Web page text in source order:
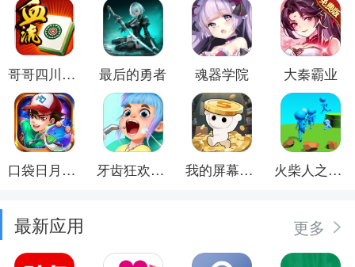
哥哥四川麻将 最后的勇者 魂器学院 大秦霸业
口袋日月游戏软件 牙齿狂欢派对 我的屏幕在喷钱 火柴人之觉醒年代
最新应用 更多